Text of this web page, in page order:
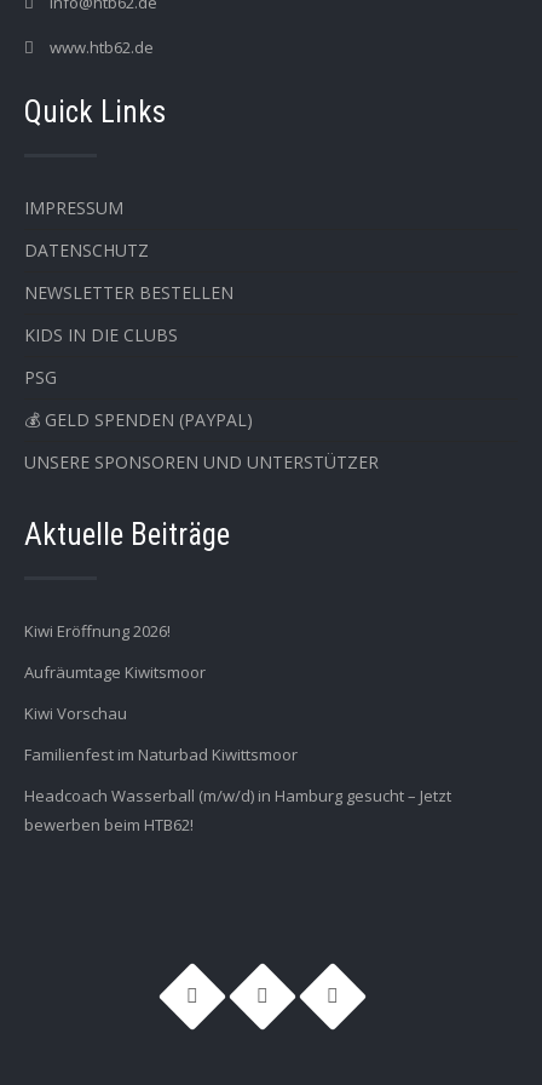
www.htb62.de
Quick Links
IMPRESSUM
DATENSCHUTZ
NEWSLETTER BESTELLEN
KIDS IN DIE CLUBS
PSG
💰 GELD SPENDEN (PAYPAL)
UNSERE SPONSOREN UND UNTERSTÜTZER
Aktuelle Beiträge
Kiwi Eröffnung 2026!
Aufräumtage Kiwitsmoor
Kiwi Vorschau
Familienfest im Naturbad Kiwittsmoor
Headcoach Wasserball (m/w/d) in Hamburg gesucht – Jetzt
bewerben beim HTB62!